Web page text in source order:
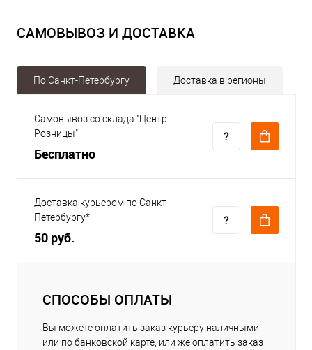
САМОВЫВОЗ И ДОСТАВКА
По Санкт-Петербургу Доставка в регионы
Самовывоз со склада "Центр
Розницы"
Бесплатно
Доставка курьером по Санкт-
Петербургу*
50 руб.
СПОСОБЫ ОПЛАТЫ
Вы можете оплатить заказ курьеру наличными
или по банковской карте, или же оплатить заказ